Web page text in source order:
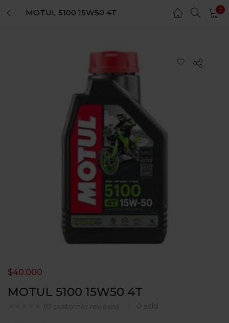
MOTUL 5100 15W50 4T 0
MOTUL 5100 15W50 4T
(0 customer reviews) 0 sold
$40.000
LOGIN REGISTER
Enter your username and password to login.
Remember me
Login
Lost password?